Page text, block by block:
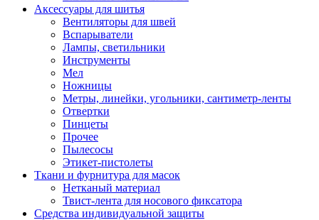
Аксессуары для шитья
Вентиляторы для швей
Вспарыватели
Лампы, светильники
Инструменты
Мел
Ножницы
Метры, линейки, угольники, сантиметр-ленты
Отвертки
Пинцеты
Прочее
Пылесосы
Этикет-пистолеты
Ткани и фурнитура для масок
Нетканый материал
Твист-лента для носового фиксатора
Средства индивидуальной защиты